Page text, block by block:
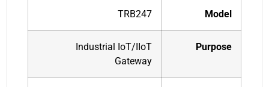
Model
TRB247
Purpose
Industrial IoT/IIoT
Gateway